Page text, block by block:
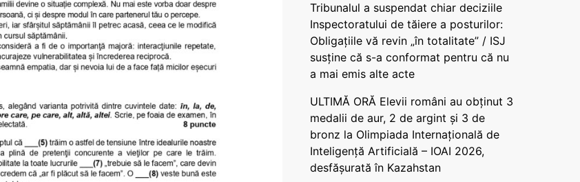
Tribunalul a suspendat chiar deciziile
Inspectoratului de tăiere a posturilor:
Obligațiile vă revin „în totalitate” / ISJ
susține că s-a conformat pentru că nu
a mai emis alte acte
ULTIMĂ ORĂ Elevii români au obținut 3
medalii de aur, 2 de argint și 3 de
bronz la Olimpiada Internațională de
Inteligență Artificială – IOAI 2026,
desfășurată în Kazahstan